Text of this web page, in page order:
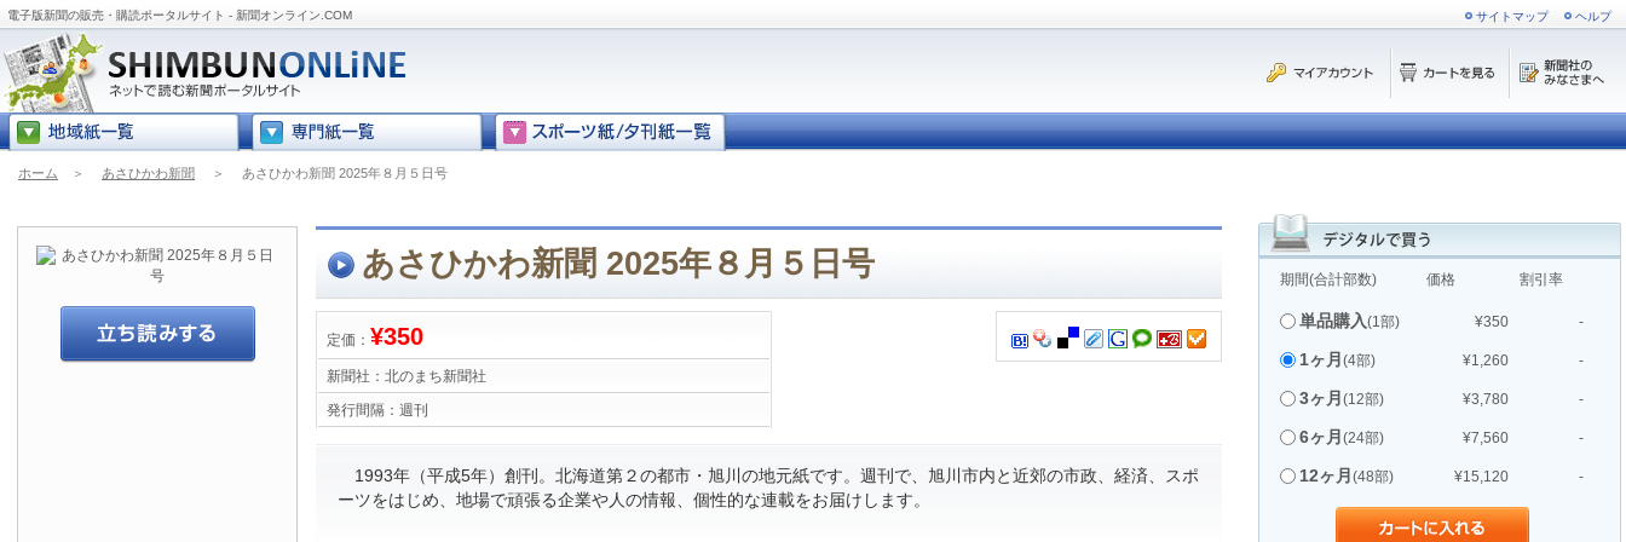
電子版新聞の販売・購読ポータルサイト - 新聞オンライン.COM サイトマップ ヘルプ
ホーム ＞ あさひかわ新聞 ＞ あさひかわ新聞 2025年８月５日号
期間(合計部数) 価格 割引率
単品購入(1部) ¥350 -
1ヶ月 (4部) ¥1,260 -
3ヶ月 (12部) ¥3,780 -
6ヶ月 (24部) ¥7,560 -
12ヶ月 (48部) ¥15,120 -
あさひかわ新聞 2025年８月５日号
定価： ¥350
新聞社： 北のまち新聞社
発行間隔： 週刊
1993年（平成5年）創刊。北海道第２の都市・旭川の地元紙です。週刊で、旭川市内と近郊の市政、経済、スポ
ーツをはじめ、地場で頑張る企業や人の情報、個性的な連載をお届けします。